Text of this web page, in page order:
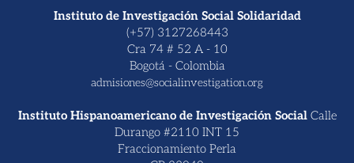
Instituto de Investigación Social Solidaridad
(+57) 3127268443
Cra 74 # 52 A - 10
Bogotá - Colombia
admisiones@socialinvestigation.org
Instituto Hispanoamericano de Investigación Social Calle
Durango #2110 INT 15
Fraccionamiento Perla